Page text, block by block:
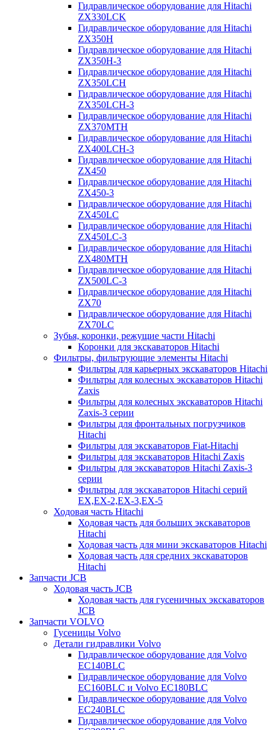
Гидравлическое оборудование для Hitachi
ZX330LCK
Гидравлическое оборудование для Hitachi
ZX350H
Гидравлическое оборудование для Hitachi
ZX350H-3
Гидравлическое оборудование для Hitachi
ZX350LCH
Гидравлическое оборудование для Hitachi
ZX350LCH-3
Гидравлическое оборудование для Hitachi
ZX370MTH
Гидравлическое оборудование для Hitachi
ZX400LCH-3
Гидравлическое оборудование для Hitachi
ZX450
Гидравлическое оборудование для Hitachi
ZX450-3
Гидравлическое оборудование для Hitachi
ZX450LC
Гидравлическое оборудование для Hitachi
ZX450LC-3
Гидравлическое оборудование для Hitachi
ZX480MTH
Гидравлическое оборудование для Hitachi
ZX500LC-3
Гидравлическое оборудование для Hitachi
ZX70
Гидравлическое оборудование для Hitachi
ZX70LC
Зубья, коронки, режущие части Hitachi
Коронки для экскаваторов Hitachi
Фильтры, фильтрующие элементы Hitachi
Фильтры для карьерных экскаваторов Hitachi
Фильтры для колесных экскаваторов Hitachi
Zaxis
Фильтры для колесных экскаваторов Hitachi
Zaxis-3 серии
Фильтры для фронтальных погрузчиков
Hitachi
Фильтры для экскаваторов Fiat-Hitachi
Фильтры для экскаваторов Hitachi Zaxis
Фильтры для экскаваторов Hitachi Zaxis-3
серии
Фильтры для экскаваторов Hitachi серий
EX,EX-2,EX-3,EX-5
Ходовая часть Hitachi
Ходовая часть для больших экскаваторов
Hitachi
Ходовая часть для мини экскаваторов Hitachi
Ходовая часть для средних экскаваторов
Hitachi
Запчасти JCB
Ходовая часть JCB
Ходовая часть для гусеничных экскаваторов
JCB
Запчасти VOLVO
Гусеницы Volvo
Детали гидравлики Volvo
Гидравлическое оборудование для Volvo
EC140BLC
Гидравлическое оборудование для Volvo
EC160BLC и Volvo EC180BLC
Гидравлическое оборудование для Volvo
EC240BLC
Гидравлическое оборудование для Volvo